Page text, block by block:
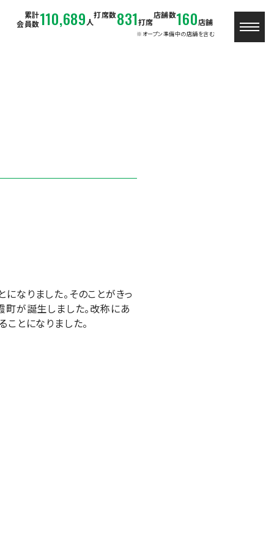
累計
会員数110,689 人
打席数831打席
店舗数160店舗
※オープン準備中の店舗を含む
なりました。そのことがきっ
が誕生しました。改称にあ
とになりました。